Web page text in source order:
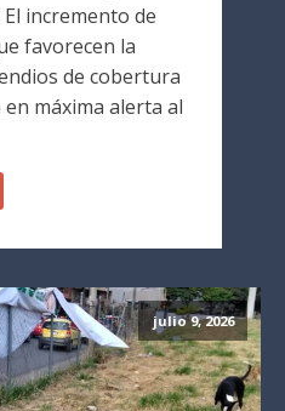
incremento de
favorecen la
de cobertura
máxima alerta al
julio 9, 2026